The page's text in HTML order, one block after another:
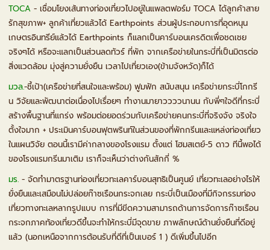
TOCA - เชื่อมโยงเส้นทางท่องเที่ยวไปอยู่ในแพลตฟอร์ม TOCA ได้ลูกค้าสาย
รักสุขภาพ+ ลูกค้าเที่ยวแล้วได้ Earthpoints ส่วนผู้ประกอบการที่อุดหนุน
เกษตรอินทรีย์แล้วได้ Earthpoints ก็แลกเป็นคาร์บอนเครดิตเพื่อชดเชย
จริงๆได้ หรือจะแลกเป็นส่วนลดทัวร์ ที่พัก จากเครือข่ายในกระบี่ที่เป็นมิตรต่อ
สิ่งแวดล้อม มุ่งสู่ความยั่งยืน เวลาไปเที่ยวเอง(ข้ามจังหวัด)ก็ได้
มวล.-ชี้เป้า(เครือข่ายที่สนใจและพร้อม) ฟูมฟัก สนับสนุน เครือข่ายกระบี่โกกรี
น วิจัยและพัฒนาต่อเนื่องไปเรื่อยๆ ทำงานมายาววววนานน กับพี่ๆใจดีที่กระบี่
สร้างพื้นฐานที่แกร่ง พร้อมต่อยอดร่วมกับเครือข่ายคนกระบี่ที่จริงจัง จริงใจ
ตั้งใจมาก + ประเมินคาร์บอนฟุตพรินท์ในส่วนของที่พักกรีนและแหล่งท่องเที่ยว
ในแผนวิจัย ตอนนี้เรามีค่ากลางของโรงแรม ตั้งแต่ โฮมสเตย์-5 ดาว ทีนี้พอได้
ของโรงแรมกรีนมาเติม เราก็จะเห็นว่าต่างกันสักกี่ %
มร. - จัดทำมาตรฐานท่องเที่ยวทะเลคาร์บอนสุทธิเป็นศูนย์ เที่ยวทะเลอย่างไรให้
ยั่งยืนและเสมือนไม่ปล่อยก๊าซเรือนกระจกเลย กระบี่เป็นเมืองที่มีกิจกรรมท่อง
เที่ยวทางทะเลหลากรูปแบบ การที่มีขีดความสามารถด้านการจัดการก๊าซเรือน
กระจกภาคท้องเที่ยวดีขึ้นจะทำให้กระบี่มีจุดขาย ภาพลักษณ์ด้านยั่งยืนที่ดีอยู่
แล้ว (นอกเหนือจากการต้อนรับที่ดีที่เป็นเบอร์ 1 ) ดีเพิ่มขึ้นไปอีก